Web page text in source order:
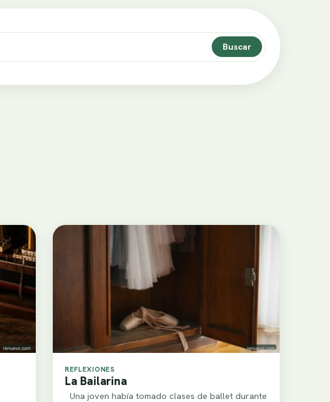
Buscar
REFLEXIONES
La Bailarina
Una joven había tomado clases de ballet durante